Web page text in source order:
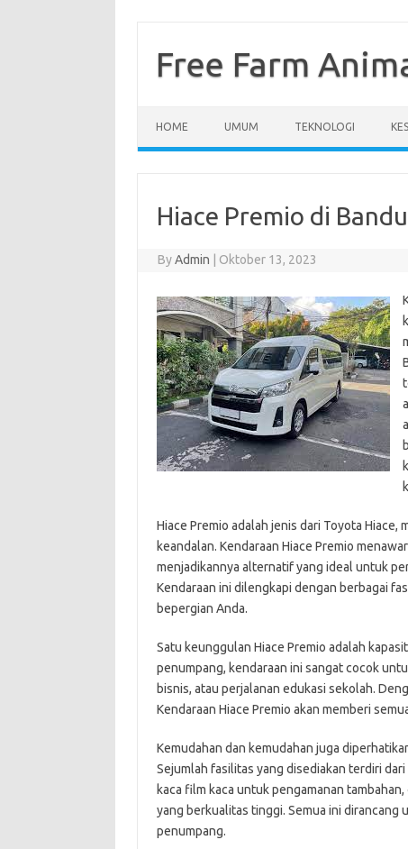
contentFree Farm
HOME UMUM TEKNOLOGI
Hiace Premio di
ByAdmin Oktober 13, 2023
Hiace Premio adalah jenis dari Toyota
keandalan. Kendaraan Hiace Premio
menjadikannya alternatif yang ideal untuk
Kendaraan ini dilengkapi dengan berbagai
bepergian Anda.
Satu keunggulan Hiace Premio adalah
penumpang, kendaraan ini sangat cocok
bisnis, atau perjalanan edukasi sekolah.
Kendaraan Hiace Premio akan memberi
Kemudahan dan kemudahan juga
Sejumlah fasilitas yang disediakan terdiri
kaca film kaca untuk pengamanan
yang berkualitas tinggi. Semua ini dirancang
penumpang.